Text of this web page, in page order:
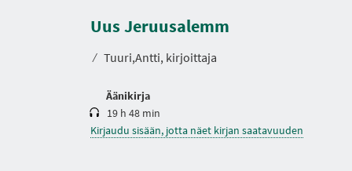
Uus Jeruusalemm
⁄ Tuuri,Antti, kirjoittaja
Äänikirja
s
t
19 h 48 min
Kirjaudu sisään, jotta näet kirjan saatavuuden